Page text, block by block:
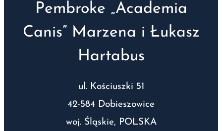
Pembroke „Academia
Canis” Marzena i Łukasz
Hartabus
ul. Kościuszki 51
42-584 Dobieszowice
woj. Śląskie, POLSKA